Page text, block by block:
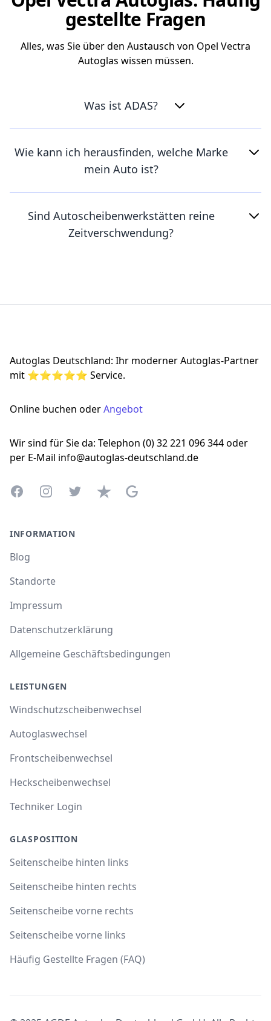
gestellte Fragen
Alles, was Sie über den Austausch von Opel Vectra
Autoglas wissen müssen.
Was ist ADAS?
Wie kann ich herausfinden, welche Marke
mein Auto ist?
Sind Autoscheibenwerkstätten reine
Zeitverschwendung?
Autoglas Deutschland: Ihr moderner Autoglas-Partner
mit ⭐⭐⭐⭐⭐ Service.
Online buchen oderAngebot
Wir sind für Sie da: Telephon (0) 32 221 096 344 oder
per E-Mail info@autoglas-deutschland.de
FacebookInstagramTwitterTrustpilotGoogle Business Profile
INFORMATION
Blog
Standorte
Impressum
Datenschutzerklärung
Allgemeine Geschäftsbedingungen
LEISTUNGEN
Windschutzscheibenwechsel
Autoglaswechsel
Frontscheibenwechsel
Heckscheibenwechsel
Techniker Login
GLASPOSITION
Seitenscheibe hinten links
Seitenscheibe hinten rechts
Seitenscheibe vorne rechts
Seitenscheibe vorne links
Häufig Gestellte Fragen (FAQ)